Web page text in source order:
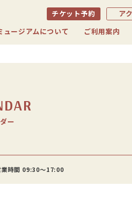
チケット予約 ア
ュージアムについて ご利用案内
ー
時間 09:30〜17:00